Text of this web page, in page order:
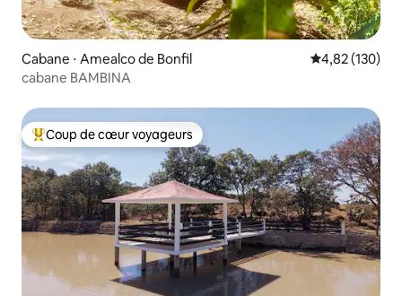
Cabane ⋅ Amealco de Bonfil Évaluation
4,82 (130)
cabane BAMBINA
Coups de cœur voyageurs les plus appréciés
Coup de cœur voyageurs